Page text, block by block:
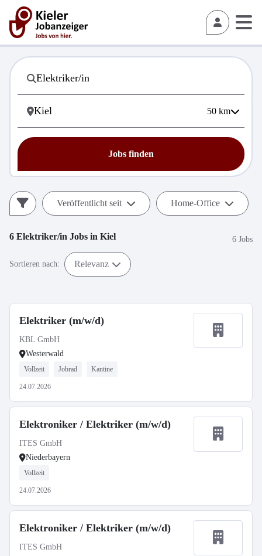
50 km
Jobs finden
Veröffentlicht seit Home-Office
6 Elektriker/in Jobs in Kiel 6 Jobs
Sortieren nach: Relevanz
Elektriker (m/w/d)
KBL GmbH
Westerwald
Vollzeit Jobrad Kantine
24.07.2026
Elektroniker / Elektriker (m/w/d)
ITES GmbH
Niederbayern
Vollzeit
24.07.2026
Elektroniker / Elektriker (m/w/d)
ITES GmbH